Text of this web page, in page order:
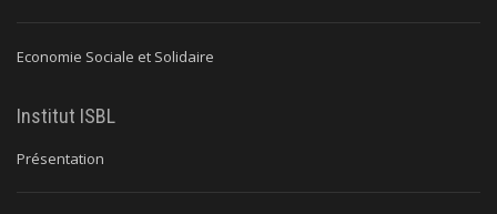
Economie Sociale et Solidaire
Institut ISBL
Présentation